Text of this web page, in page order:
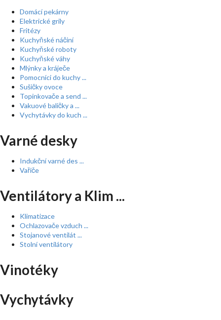
Domácí pekárny
Elektrické grily
Fritézy
Kuchyňské náčiní
Kuchyňské roboty
Kuchyňské váhy
Mlýnky a kráječe
Pomocníci do kuchy ...
Sušičky ovoce
Topinkovače a send ...
Vakuové baličky a ...
Vychytávky do kuch ...
Varné desky
Indukční varné des ...
Vařiče
Ventilátory a Klim ...
Klimatizace
Ochlazovače vzduch ...
Stojanové ventilát ...
Stolní ventilátory
Vinotéky
Vychytávky